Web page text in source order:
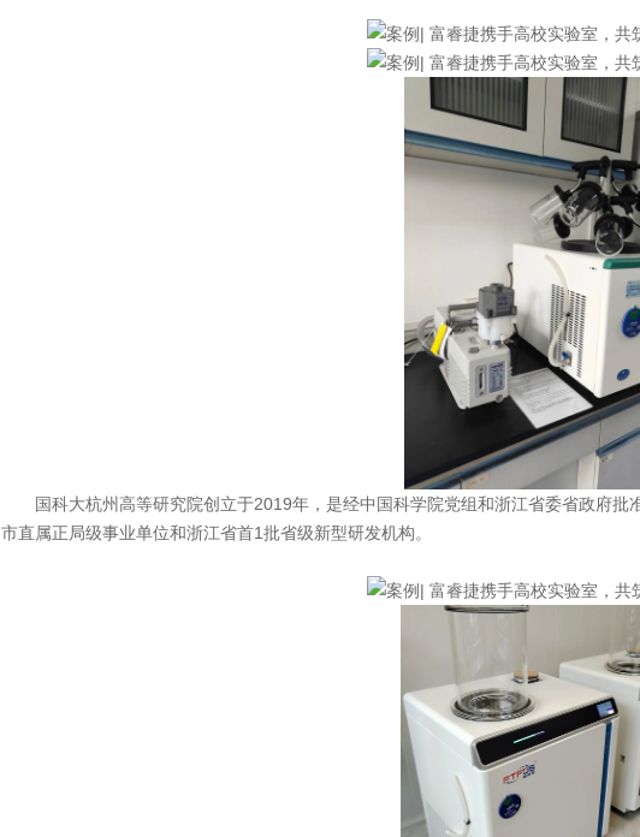
国科大杭州高等研究院创立于2019年，是经中国科学院党组和浙江省委省政府批
市直属正局级事业单位和浙江省首1批省级新型研发机构。